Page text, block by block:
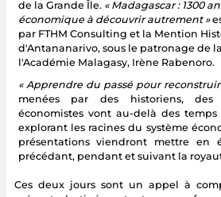
de la Grande Île. « Madagascar : 1300
économique à découvrir autrement »
par FTHM Consulting et la Mention
d'Antananarivo, sous le patronage de
l'Académie Malagasy, Irène Rabenoro.
« Apprendre du passé pour
menées par des historiens,
économistes vont au-delà des
explorant les racines du système
présentations viendront mettre en
précédant, pendant et suivant la
Ces deux jours sont un appel à